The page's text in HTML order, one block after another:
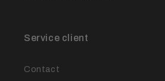
Service client
Contact